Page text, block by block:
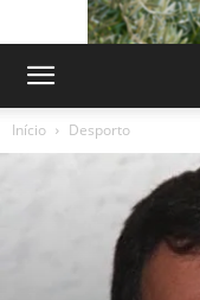
Início Desporto